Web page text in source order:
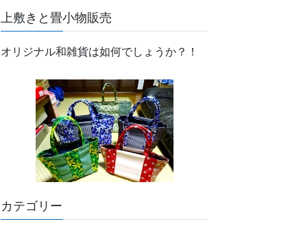
上敷きと畳小物販売
オリジナル和雑貨は如何でしょうか？！
カテゴリー